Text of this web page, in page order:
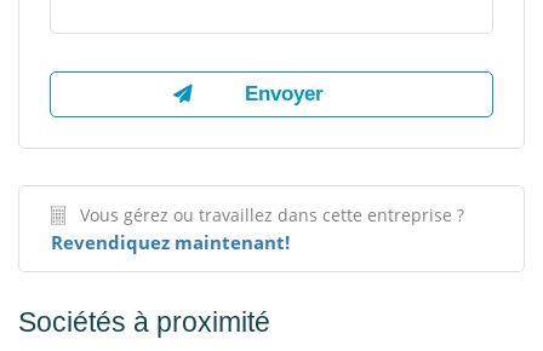
Vous gérez ou travaillez dans cette entreprise ?
Revendiquez maintenant!
Sociétés à proximité